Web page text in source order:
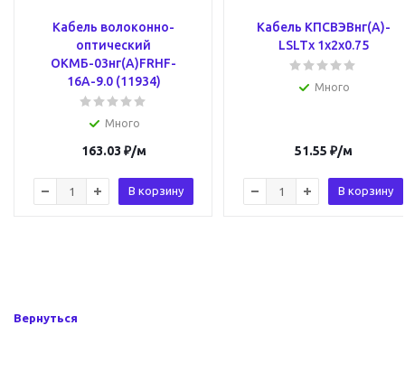
Кабель волоконно-
оптический
ОКМБ-03нг(А)FRHF-
16А-9.0 (11934)
Много
163.03 ₽/м
В корзину
Кабель КПСВЭВнг(А)-
LSLTx 1х2х0.75
Много
51.55 ₽/м
В корзину
Вернуться